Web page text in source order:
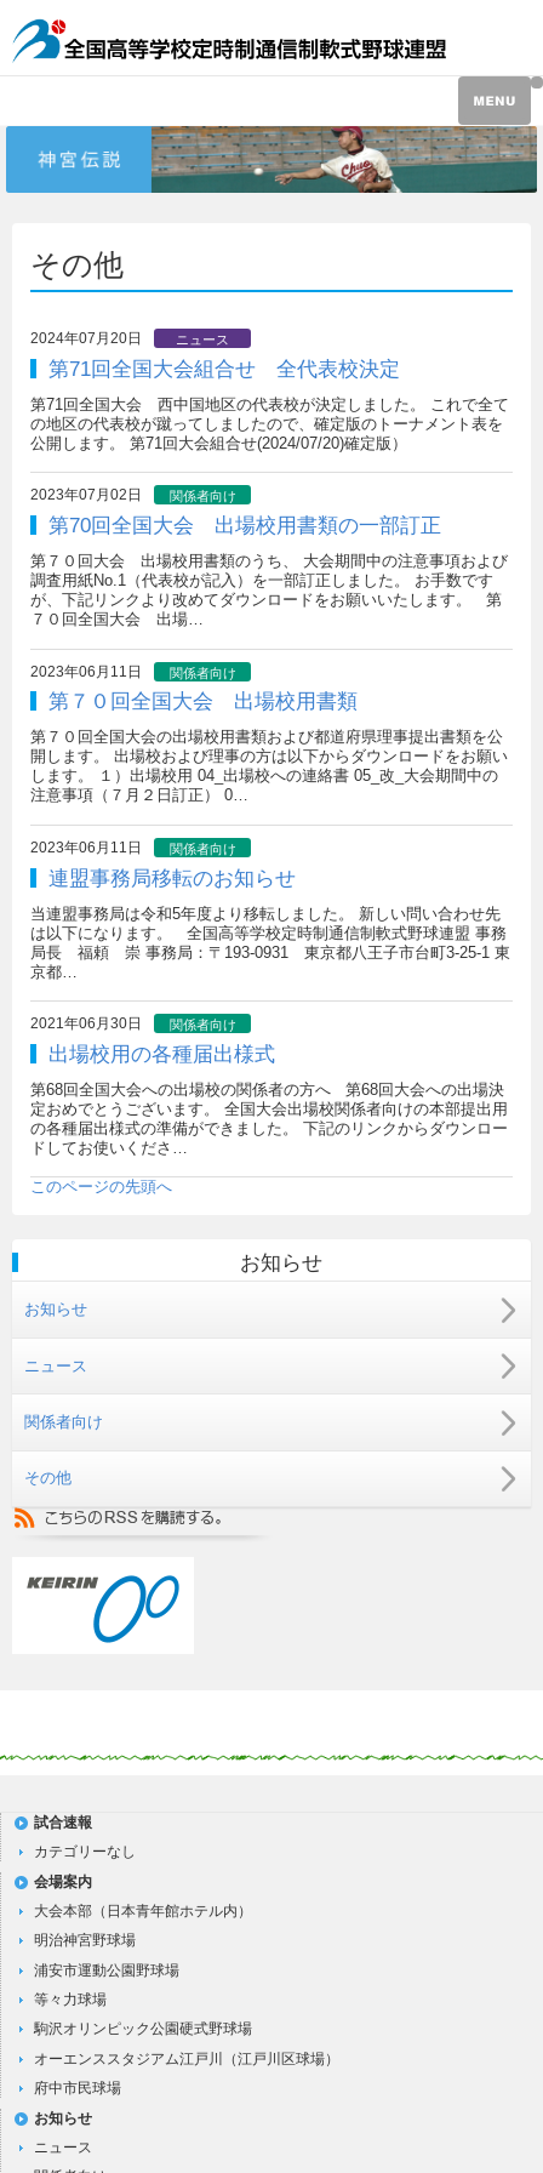
その他
2024年07月20日 ニュース
第71回全国大会組合せ 全代表校決定
第71回全国大会 西中国地区の代表校が決定しました。 これで全て
の地区の代表校が蹴ってしましたので、確定版のトーナメント表を
公開します。 第71回大会組合せ(2024/07/20)確定版）
2023年07月02日 関係者向け
第70回全国大会 出場校用書類の一部訂正
第７０回大会 出場校用書類のうち、 大会期間中の注意事項および
調査用紙No.1（代表校が記入）を一部訂正しました。 お手数です
が、下記リンクより改めてダウンロードをお願いいたします。 第
７０回全国大会 出場…
2023年06月11日 関係者向け
第７０回全国大会 出場校用書類
第７０回全国大会の出場校用書類および都道府県理事提出書類を公
開します。 出場校および理事の方は以下からダウンロードをお願い
します。 １）出場校用 04_出場校への連絡書 05_改_大会期間中の
注意事項（７月２日訂正） 0…
2023年06月11日 関係者向け
連盟事務局移転のお知らせ
当連盟事務局は令和5年度より移転しました。 新しい問い合わせ先
は以下になります。 全国高等学校定時制通信制軟式野球連盟 事務
局長 福頼 崇 事務局：〒193-0931 東京都八王子市台町3-25-1 東
京都…
2021年06月30日 関係者向け
出場校用の各種届出様式
第68回全国大会への出場校の関係者の方へ 第68回大会への出場決
定おめでとうございます。 全国大会出場校関係者向けの本部提出用
の各種届出様式の準備ができました。 下記のリンクからダウンロー
ドしてお使いくださ…
このページの先頭へ
お知らせ
お知らせ
ニュース
関係者向け
その他
試合速報
カテゴリーなし
会場案内
大会本部（日本青年館ホテル内）
明治神宮野球場
浦安市運動公園野球場
等々力球場
駒沢オリンピック公園硬式野球場
オーエンススタジアム江戸川（江戸川区球場）
府中市民球場
お知らせ
ニュース